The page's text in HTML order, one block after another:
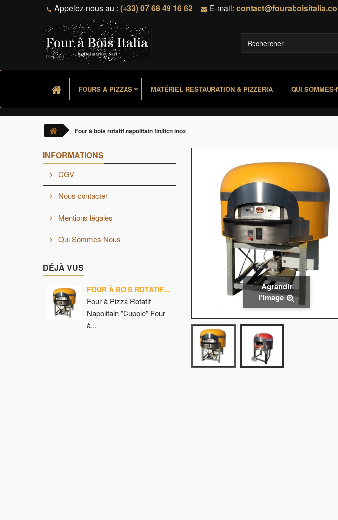
Appelez-nous au : (+33) 07 68 49 16 62 E-mail:
FOURS À PIZZAS MATÉRIEL RESTAURATION & PIZZERIA QUI SOMMES-
Four à bois rotatif napolitain finition inox
INFORMATIONS
CGV
Nous contacter
Mentions légales
Qui Sommes Nous
DÉJÀ VUS
FOUR À BOIS ROTATIF...
Four à Pizza Rotatif
Napolitain "Cupole" Four
à...
Agrandir
l'image